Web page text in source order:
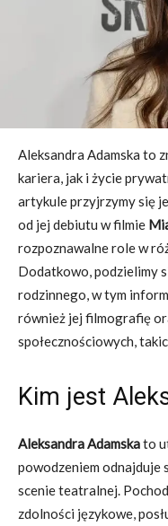
Aleksandra Adamska to
kariera, jak i życie
artykule przyjrzymy się
od jej debiutu w filmie
rozpoznawalne role w
Dodatkowo, podzielimy
rodzinnego, w tym
również jej filmografię
społecznościowych,
Kim jest
Aleksandra Adamskato
powodzeniem odnajduje
scenie teatralnej.
zdolności językowe,